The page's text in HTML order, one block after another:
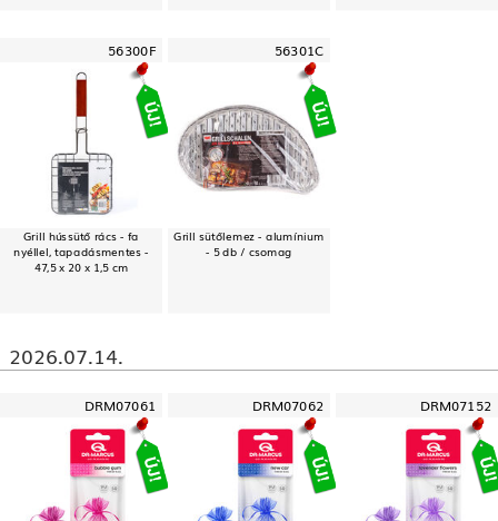
56300F
Grill hússütő rács - fa
nyéllel, tapadásmentes -
47,5 x 20 x 1,5 cm
56301C
Grill sütőlemez - alumínium
- 5 db / csomag
2026.07.14.
DRM07061 DRM07062 DRM07152